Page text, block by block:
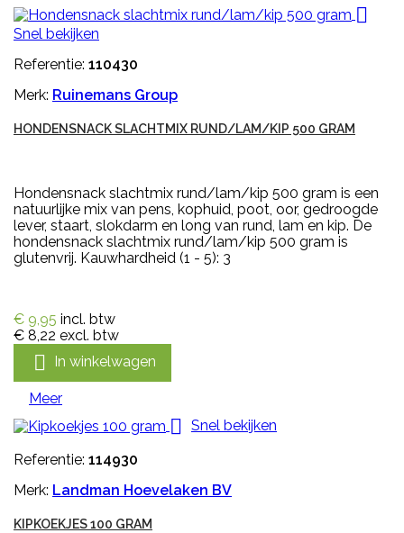

Snel bekijken
Referentie: 110430
Merk: Ruinemans Group
HONDENSNACK SLACHTMIX RUND/LAM/KIP 500 GRAM
Hondensnack slachtmix rund/lam/kip 500 gram is een
natuurlijke mix van pens, kophuid, poot, oor, gedroogde
lever, staart, slokdarm en long van rund, lam en kip. De
hondensnack slachtmix rund/lam/kip 500 gram is
glutenvrij. Kauwhardheid (1 - 5): 3
€ 9,95 incl. btw
€ 8,22 excl. btw
 In winkelwagen
Meer

Snel bekijken
Referentie: 114930
Merk: Landman Hoevelaken BV
KIPKOEKJES 100 GRAM